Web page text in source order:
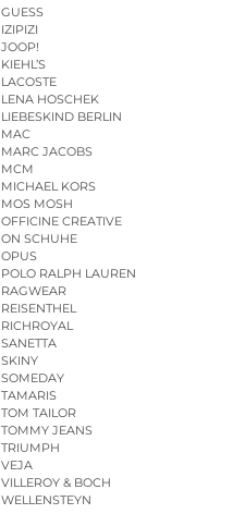
GUESS
IZIPIZI
JOOP!
KIEHL’S
LACOSTE
LENA HOSCHEK
LIEBESKIND BERLIN
MAC
MARC JACOBS
MCM
MICHAEL KORS
MOS MOSH
OFFICINE CREATIVE
ON SCHUHE
OPUS
POLO RALPH LAUREN
RAGWEAR
REISENTHEL
RICHROYAL
SANETTA
SKINY
SOMEDAY
TAMARIS
TOM TAILOR
TOMMY JEANS
TRIUMPH
VEJA
VILLEROY & BOCH
WELLENSTEYN